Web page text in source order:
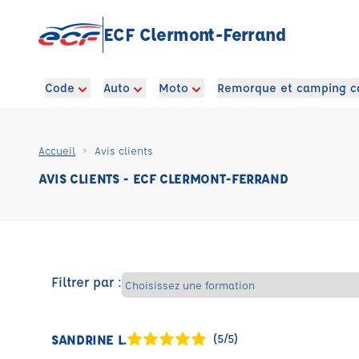
ECF Clermont-Ferrand
Code Auto Moto Remorque et camping
Accueil Avis clients
AVIS CLIENTS - ECF CLERMONT-FERRAND
Filtrer par :
SANDRINE L. (5/5)